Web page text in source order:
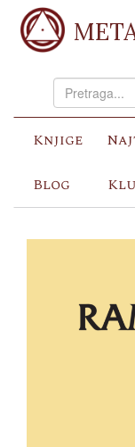
Knjige
Blog